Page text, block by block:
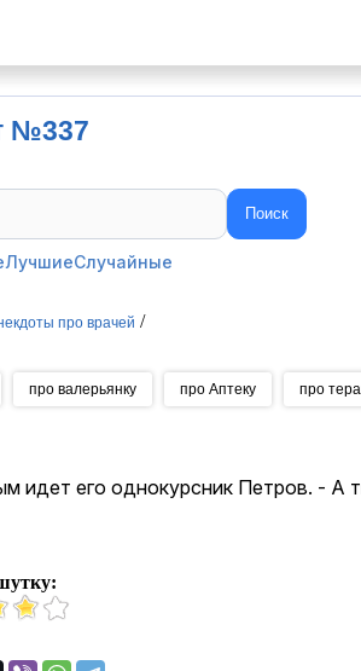
№337
Поиск
ЛучшиеСлучайные
про врачей /
про валерьянку про Аптеку про
идет его однокурсник Петров. - А